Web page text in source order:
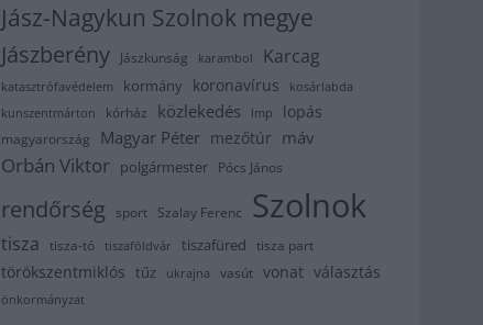
Jász-Nagykun Szolnok megye
Jászberény Jászkunság karambol Karcag
katasztrófavédelem kormány koronavírus
kosárlabda
kunszentmárton
kórház közlekedés lmp lopás
magyarország Magyar Péter mezőtúr máv
Orbán Viktor polgármester Pócs János
rendőrség sport Szalay Ferenc Szolnok
tisza tisza-tó tiszaföldvár tiszafüred tisza part
törökszentmiklós tűz ukrajna vasút vonat választás
önkormányzat